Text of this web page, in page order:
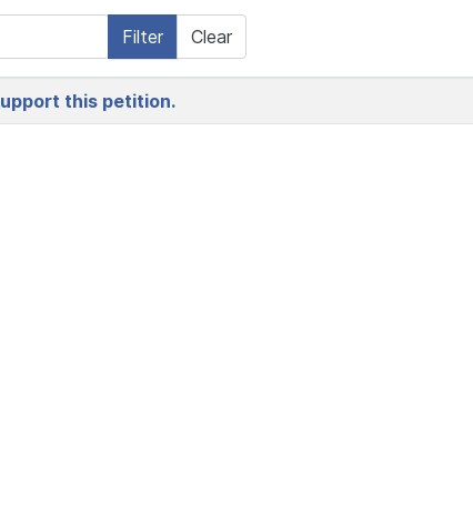
Filter Clear
this petition.